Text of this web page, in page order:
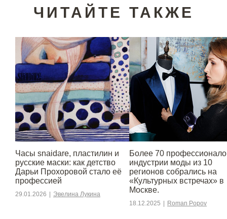
ЧИТАЙТЕ ТАКЖЕ
Часы snaidare, пластилин и
русские маски: как детство
Дарьи Прохоровой стало её
профессией
29.01.2026 | Эвелина Лукина
Более 70
индустрии моды из 10
регионов собрались на
«Культурных встречах» в
Москве.
18.12.2025 | Roman Popov